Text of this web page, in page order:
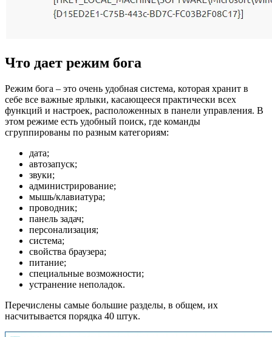
Что дает режим бога
Режим бога – это очень удобная система, которая хранит в
себе все важные ярлыки, касающееся практически всех
функций и настроек, расположенных в панели управления. В
этом режиме есть удобный поиск, где команды
сгруппированы по разным категориям:
дата;
автозапуск;
звуки;
администрирование;
мышь/клавиатура;
проводник;
панель задач;
персонализация;
система;
свойства браузера;
питание;
специальные возможности;
устранение неполадок.
Перечислены самые большие разделы, в общем, их
насчитывается порядка 40 штук.